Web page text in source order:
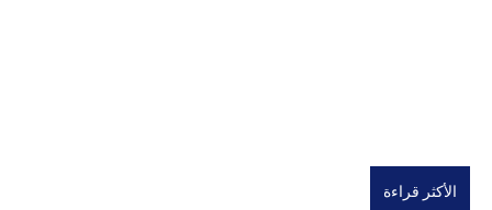
الأكثر قراءة